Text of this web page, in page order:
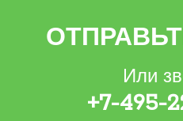
Или
+7-495-